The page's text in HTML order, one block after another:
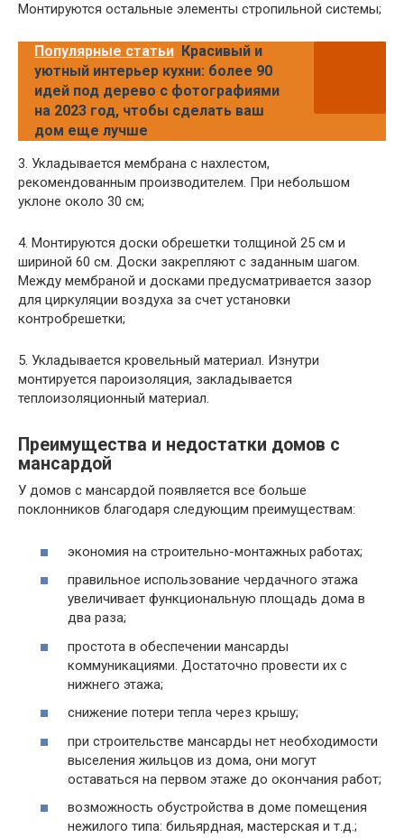
Монтируются остальные элементы стропильной системы;
Популярные статьи Красивый и
уютный интерьер кухни: более 90
идей под дерево с фотографиями
на 2023 год, чтобы сделать ваш
дом еще лучше
3. Укладывается мембрана с нахлестом,
рекомендованным производителем. При небольшом
уклоне около 30 см;
4. Монтируются доски обрешетки толщиной 25 см и
шириной 60 см. Доски закрепляют с заданным шагом.
Между мембраной и досками предусматривается зазор
для циркуляции воздуха за счет установки
контробрешетки;
5. Укладывается кровельный материал. Изнутри
монтируется пароизоляция, закладывается
теплоизоляционный материал.
Преимущества и недостатки домов с
мансардой
У домов с мансардой появляется все больше
поклонников благодаря следующим преимуществам:
экономия на строительно-монтажных работах;
правильное использование чердачного этажа
увеличивает функциональную площадь дома в
два раза;
простота в обеспечении мансарды
коммуникациями. Достаточно провести их с
нижнего этажа;
снижение потери тепла через крышу;
при строительстве мансарды нет необходимости
выселения жильцов из дома, они могут
оставаться на первом этаже до окончания работ;
возможность обустройства в доме помещения
нежилого типа: бильярдная, мастерская и т.д.;